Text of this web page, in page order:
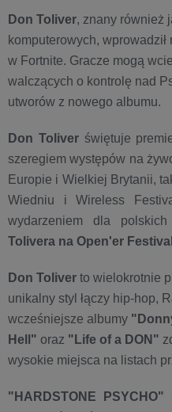
Don Toliver, znany również
komputerowych,
w Fortnite. Gracze mogą
walczących o kontrolę nad
utworów z nowego albumu.
Don Toliverświętuje
szeregiem występów na
Europie i Wielkiej Brytanii,
Wiedniu i Wireless
wydarzeniem dla
Tolivera na Open'er
Don Toliver to wielokrotnie
unikalny styl łączy hip-hop,
wcześniejsze albumy
Hell" oraz "Life of a DON"
wysokie miejsca na listach
"HARDSTONE PSYCHO"